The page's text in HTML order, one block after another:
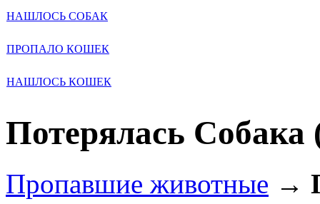
НАШЛОСЬ СОБАК
ПРОПАЛО КОШЕК
НАШЛОСЬ КОШЕК
Потерялась Собака
Пропавшие животные →